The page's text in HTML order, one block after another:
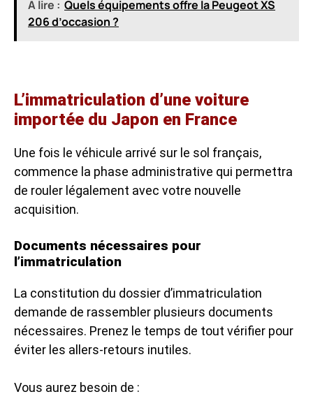
A lire : Quels équipements offre la Peugeot XS
206 d’occasion ?
L’immatriculation d’une voiture
importée du Japon en France
Une fois le véhicule arrivé sur le sol français,
commence la phase administrative qui permettra
de rouler légalement avec votre nouvelle
acquisition.
Documents nécessaires pour
l’immatriculation
La constitution du dossier d’immatriculation
demande de rassembler plusieurs documents
nécessaires. Prenez le temps de tout vérifier pour
éviter les allers-retours inutiles.
Vous aurez besoin de :